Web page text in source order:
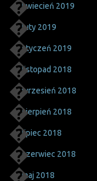
kwiecień 2019
luty 2019
styczeń 2019
listopad 2018
wrzesień 2018
sierpień 2018
lipiec 2018
czerwiec 2018
maj 2018